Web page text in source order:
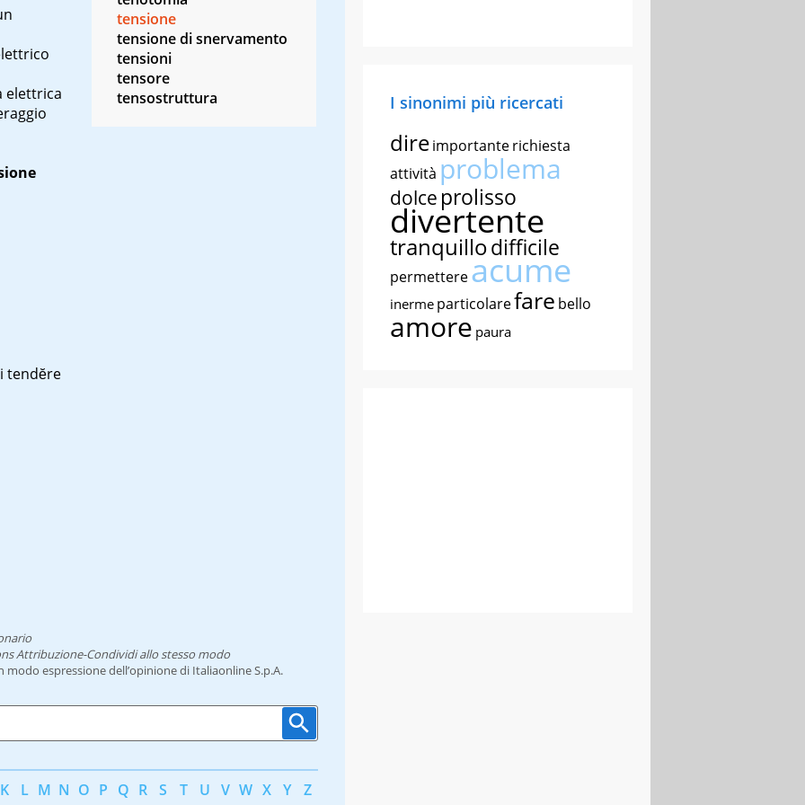
elettrica
tendĕre
tensione
tensione di snervamento
tensioni
tensore
tensostruttura
Attribuzione-Condividi allo stesso modo
espressione dell’opinione di Italiaonline S.p.A.
K L M N O P Q R S T U V W X Y Z
I sinonimi più ricercati
direimportanterichiesta
attività problema
dolce prolisso
divertente
tranquillodifficile
permettereacume
inerme particolarefare bello
amore paura